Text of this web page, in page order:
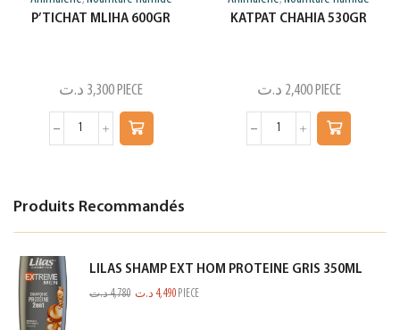
P’TICHAT MLIHA 600GR
3,300 د.ت PIECE
KATPAT CHAHIA 530GR
2,400 د.ت PIECE
Produits Recommandés
LILAS SHAMP EXT HOM PROTEINE GRIS 350ML
4,780د.ت 4,490 د.ت PIECE